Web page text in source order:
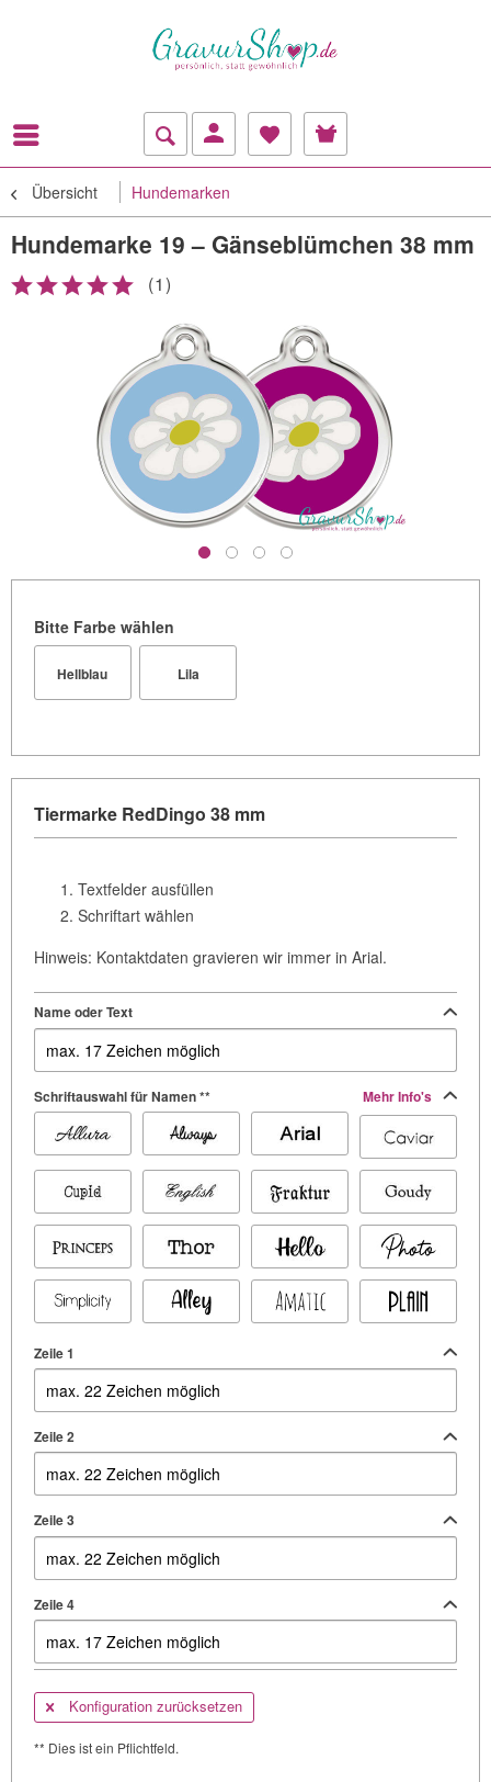
Übersicht Hundemarken
Hundemarke 19 – Gänseblümchen 38 mm
(1)
Bitte Farbe wählen
Hellblau Lila
Tiermarke RedDingo 38 mm
Textfelder ausfüllen
Schriftart wählen
Hinweis: Kontaktdaten gravieren wir immer in Arial.
Name oder Text
Schriftauswahl für Namen ** Mehr Info's
Zeile 1
Zeile 2
Zeile 3
Zeile 4
Konfiguration zurücksetzen
** Dies ist ein Pflichtfeld.